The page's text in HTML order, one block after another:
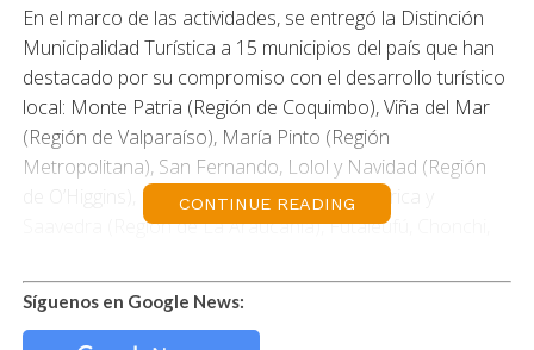
En el marco de las actividades, se entregó la Distinción
Municipalidad Turística a 15 municipios del país que han
destacado por su compromiso con el desarrollo turístico
local: Monte Patria (Región de Coquimbo), Viña del Mar
(Región de Valparaíso), María Pinto (Región
Metropolitana), San Fernando, Lolol y Navidad (Región
de O’Higgins), Pinto (Región de Ñuble), Villarrica y
Saavedra (Región de La Araucanía), Futaleufú, Chonchi,
de Aysén) y Cabo de Hornos (Región de Magallanes).
Es así como la Municipalidad de Cabo de Hornos
CONTINUE READING
Síguenos en Google News: